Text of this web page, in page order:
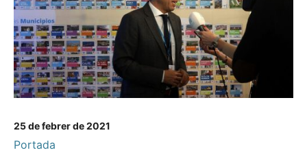
25 de febrer de 2021
Portada